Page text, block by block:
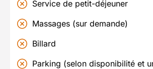
Service de petit-déjeuner
Massages (sur demande)
Billard
Parking (selon disponibilité et